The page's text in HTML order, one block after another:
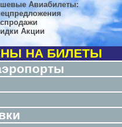
Авиабилеты:
Акции
НА БИЛЕТЫ